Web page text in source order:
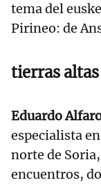
tema del
Pirineo: de
tierras
Eduardo
especialista
norte de
encuentros,